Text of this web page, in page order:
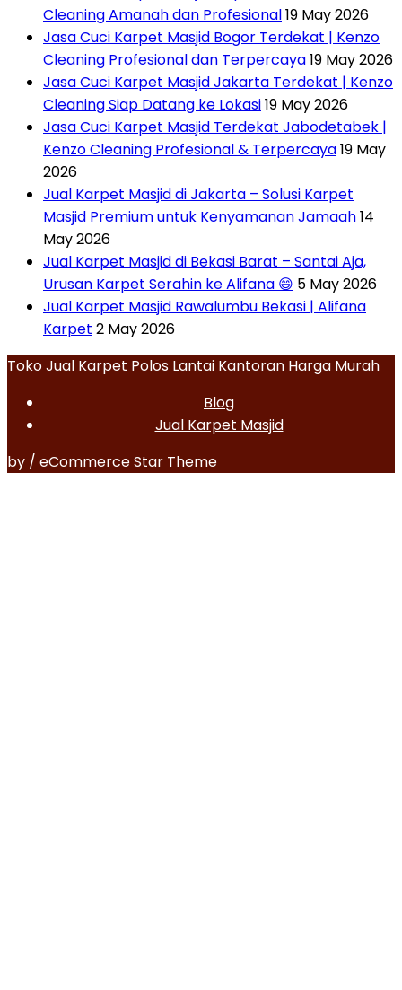
Cleaning Amanah dan Profesional19 May 2026
Jasa Cuci Karpet Masjid Bogor Terdekat | Kenzo
Cleaning Profesional dan Terpercaya19 May 2026
Jasa Cuci Karpet Masjid Jakarta Terdekat | Kenzo
Cleaning Siap Datang ke Lokasi19 May 2026
Jasa Cuci Karpet Masjid Terdekat Jabodetabek |
Kenzo Cleaning Profesional & Terpercaya19 May
2026
Jual Karpet Masjid di Jakarta – Solusi Karpet
Masjid Premium untuk Kenyamanan Jamaah14
May 2026
Jual Karpet Masjid di Bekasi Barat – Santai Aja,
Urusan Karpet Serahin ke Alifana 😄 5 May 2026
Jual Karpet Masjid Rawalumbu Bekasi | Alifana
Karpet 2 May 2026
Toko Jual Karpet Polos Lantai Kantoran Harga Murah
Blog
Jual Karpet Masjid
by / eCommerce Star Theme